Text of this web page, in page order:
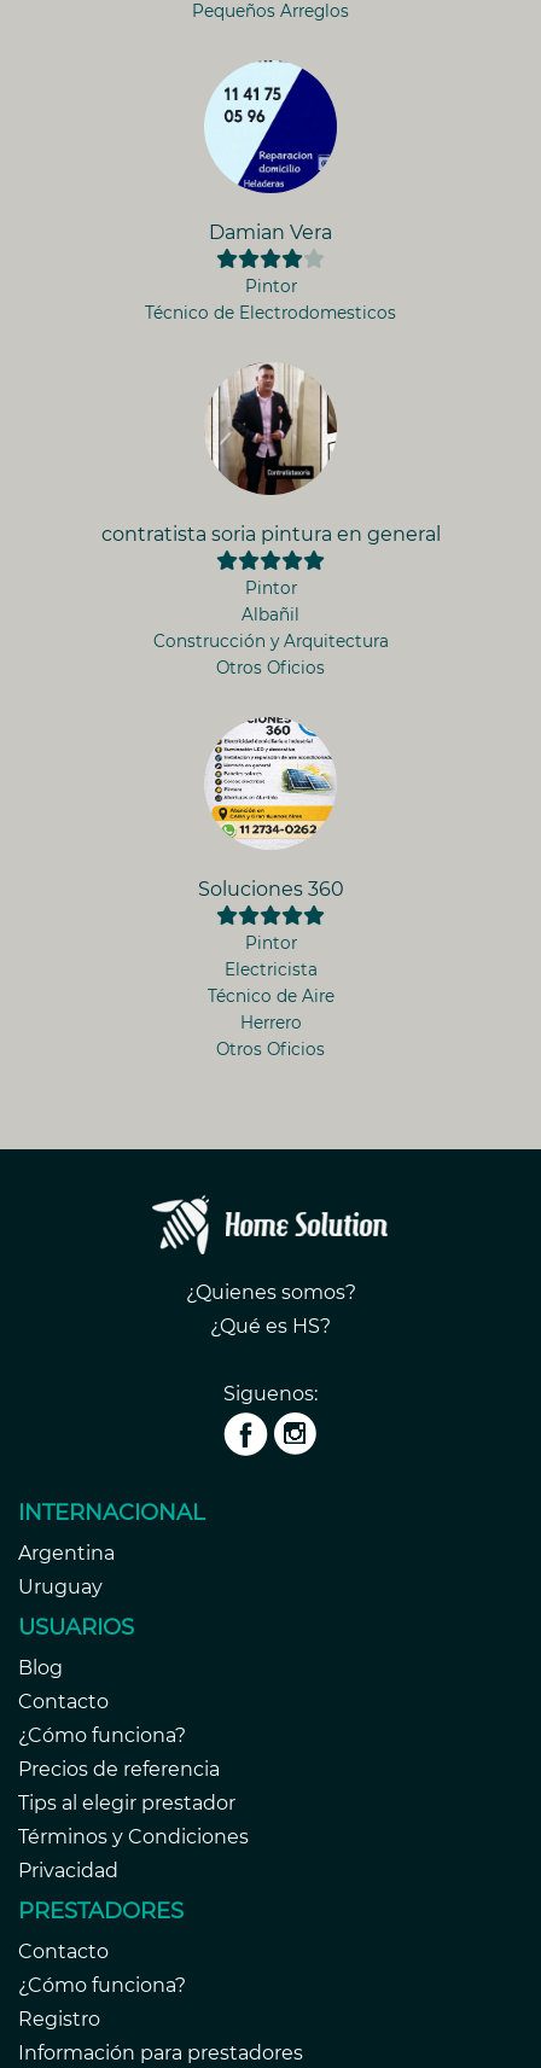
Pequeños Arreglos
Damian Vera
Pintor
Técnico de Electrodomesticos
contratista soria pintura en general
Pintor
Albañil
Construcción y Arquitectura
Otros Oficios
Soluciones 360
Pintor
Electricista
Técnico de Aire
Herrero
Otros Oficios
¿Quienes somos?
¿Qué es HS?
Siguenos:
INTERNACIONAL
Argentina
Uruguay
USUARIOS
Blog
Contacto
¿Cómo funciona?
Precios de referencia
Tips al elegir prestador
Términos y Condiciones
Privacidad
PRESTADORES
Contacto
¿Cómo funciona?
Registro
Información para prestadores